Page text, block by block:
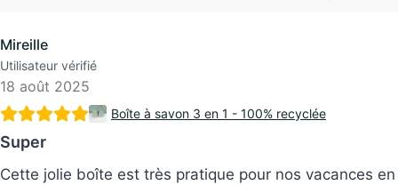
Mireille
Utilisateur vérifié
18 août 2025
Boîte à savon 3 en 1 - 100% recyclée
Super
Cette jolie boîte est très pratique pour nos vacances en